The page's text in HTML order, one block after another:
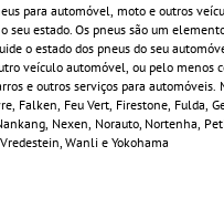
para automóvel, moto e outros
seu estado. Os pneus são um
o estado dos pneus do seu
veículo automóvel, ou pelo
e outros serviços para automóveis.
Feu Vert, Firestone, Fulda,
Nexen, Norauto, Nortenha,
Wanli e Yokohama